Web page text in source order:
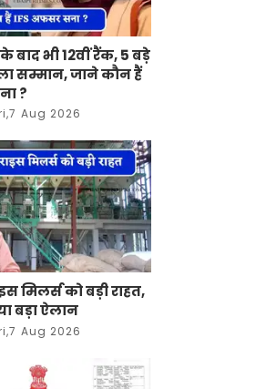
भी 12वीं रैंक, 5 बड़े
सम्मान, जाने कौन हैं
?
Aug 2026
मिलर्स को बड़ी राहत,
बड़ा ऐलान
Aug 2026